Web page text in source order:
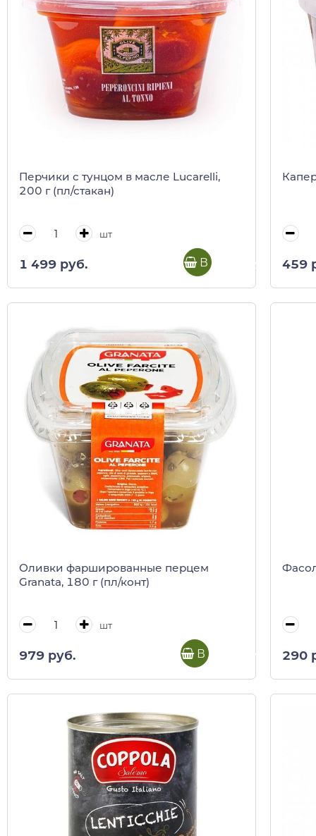
Перчики с тунцом в масле Lucarelli,
200 г (пл/стакан)
шт
1 499 руб. В корзину 459
Оливки фаршированные перцем
Granata, 180 г (пл/конт)
шт
979 руб. В корзину 290